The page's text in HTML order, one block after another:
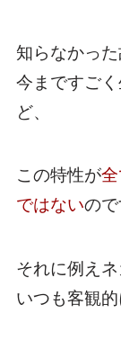
知らなかった
今まですご
ど、
この特性が
ではないので
それに例え
いつも客観